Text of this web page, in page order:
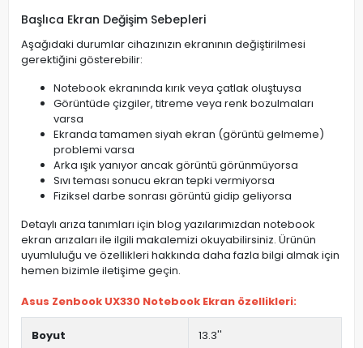
Başlıca Ekran Değişim Sebepleri
Aşağıdaki durumlar cihazınızın ekranının değiştirilmesi
gerektiğini gösterebilir:
Notebook ekranında kırık veya çatlak oluştuysa
Görüntüde çizgiler, titreme veya renk bozulmaları
varsa
Ekranda tamamen siyah ekran (görüntü gelmeme)
problemi varsa
Arka ışık yanıyor ancak görüntü görünmüyorsa
Sıvı teması sonucu ekran tepki vermiyorsa
Fiziksel darbe sonrası görüntü gidip geliyorsa
Detaylı arıza tanımları için blog yazılarımızdan notebook
ekran arızaları ile ilgili makalemizi okuyabilirsiniz. Ürünün
uyumluluğu ve özellikleri hakkında daha fazla bilgi almak için
hemen bizimle iletişime geçin.
Asus Zenbook UX330 Notebook Ekran özellikleri:
Boyut 13.3''